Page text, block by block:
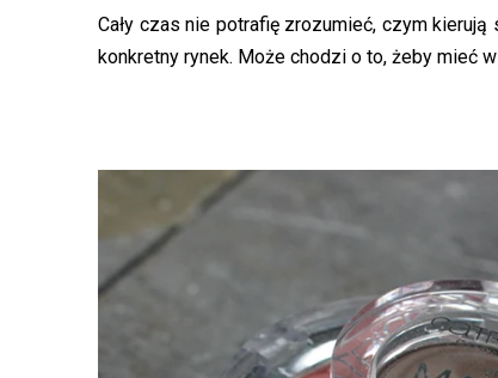
Cały czas nie potrafię zrozumieć, czym
konkretny rynek. Może chodzi o to, żeby mieć